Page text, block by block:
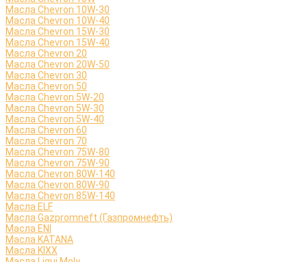
Масла Chevron 10W-30
Масла Chevron 10W-40
Масла Chevron 15W-30
Масла Chevron 15W-40
Масла Chevron 20
Масла Chevron 20W-50
Масла Chevron 30
Масла Chevron 50
Масла Chevron 5W-20
Масла Chevron 5W-30
Масла Chevron 5W-40
Масла Chevron 60
Масла Chevron 70
Масла Chevron 75W-80
Масла Chevron 75W-90
Масла Chevron 80W-140
Масла Chevron 80W-90
Масла Chevron 85W-140
Масла ELF
Масла Gazpromneft (Газпромнефть)
Масла ENI
Масла KATANA
Масла KIXX